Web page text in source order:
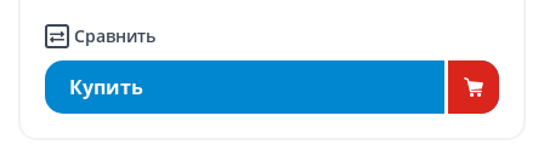
Сравнить
Купить